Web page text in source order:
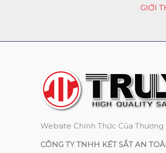
GIỚI
Website Chính Thức Của Thương
CÔNG TY TNHH KÉT SẮT AN